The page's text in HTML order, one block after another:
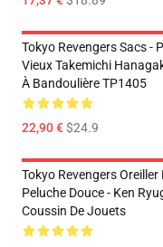
Tokyo Revengers Sacs -
Vieux Takemichi
À Bandoulière TP1405
22,90 €$24.9
Tokyo Revengers Oreiller
Peluche Douce - Ken
Coussin De Jouets